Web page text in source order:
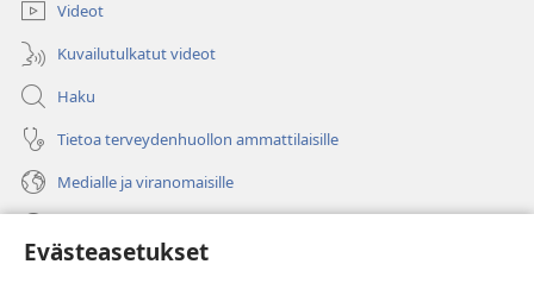
Evästeasetukset
Videot
Kuvailutulkatut videot
Haku
Tietoa terveydenhuollon ammattilaisille
Medialle ja viranomaisille